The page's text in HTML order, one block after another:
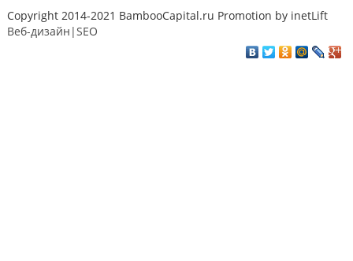
Copyright 2014-2021 BambooCapital.ru Promotion by inetLift
Веб-дизайн|SEO